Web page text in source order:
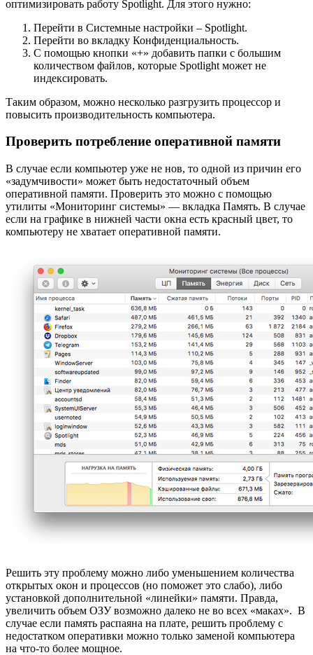
оптимизировать работу Spotlight. Для этого нужно:
Перейти в Системные настройки – Spotlight.
Перейти во вкладку Конфиденциальность.
С помощью кнопки «+» добавить папки с большим
количеством файлов, которые Spotlight может не
индексировать.
Таким образом, можно несколько разгрузить процессор и
повысить производительность компьютера.
Проверить потребление оперативной памяти
В случае если компьютер уже не нов, то одной из причин его
«задумчивости» может быть недостаточный объем
оперативной памяти. Проверить это можно с помощью
утилиты «Мониторинг системы» — вкладка Память. В случае
если на графике в нижней части окна есть красный цвет, то
компьютеру не хватает оперативной памяти.
Решить эту проблему можно либо уменьшением количества
открытых окон и процессов (но поможет это слабо), либо
установкой дополнительной «линейки» памяти. Правда,
увеличить объем ОЗУ возможно далеко не во всех «маках». В
случае если память распаяна на плате, решить проблему с
недостатком оперативки можно только заменой компьютера
на что-то более мощное.